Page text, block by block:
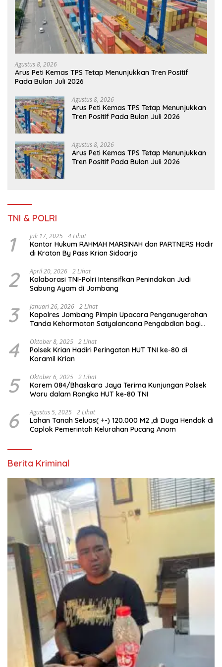
Agustus 8, 2026
Arus Peti Kemas TPS Tetap Menunjukkan Tren Positif
Pada Bulan Juli 2026
Agustus 8, 2026
Arus Peti Kemas TPS Tetap Menunjukkan
Tren Positif Pada Bulan Juli 2026
Agustus 8, 2026
Arus Peti Kemas TPS Tetap Menunjukkan
Tren Positif Pada Bulan Juli 2026
TNI & POLRI
1 Juli 17, 2025 4 Lihat
Kantor Hukum RAHMAH MARSINAH dan PARTNERS Hadir
di Kraton By Pass Krian Sidoarjo
2 April 20, 2026 2 Lihat
Kolaborasi TNI-Polri Intensifkan Penindakan Judi
Sabung Ayam di Jombang
3 Januari 26, 2026 2 Lihat
Kapolres Jombang Pimpin Upacara Penganugerahan
Tanda Kehormatan Satyalancana Pengabdian bagi
4 Oktober 8, 2025 2 Lihat
Polsek Krian Hadiri Peringatan HUT TNI ke-80 di
Koramil Krian
5 Oktober 6, 2025 2 Lihat
Korem 084/Bhaskara Jaya Terima Kunjungan Polsek
6 Agustus 5, 2025 2 Lihat
Lahan Tanah Seluas( +-) 120.000 M2 ,di Duga Hendak di
Caplok Pemerintah Kelurahan Pucang Anom
Berita Kriminal